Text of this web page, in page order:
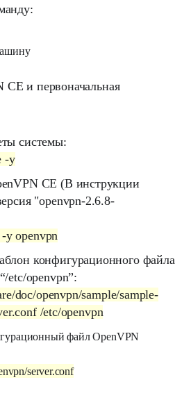
CE и первоначальная
системы:
-y
CE (В инструкции
"openvpn-2.6.8-
y openvpn
конфигурационного файла
“/etc/openvpn”:
doc/openvpn/sample/sample-
/etc/openvpn
файл OpenVPN
server.conf